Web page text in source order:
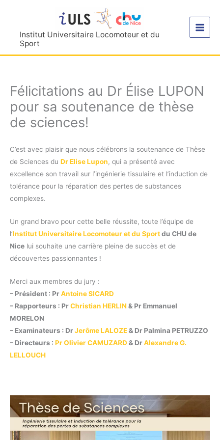
contenuInstitut Universitaire Locomoteur et du
Sport
Félicitations au Dr Élise LUPON
pour sa soutenance de thèse
de sciences!
C’est avec plaisir que nous célébrons la soutenance de Thèse
de Sciences du Dr Elise Lupon, qui a présenté avec
excellence son travail sur l’ingénierie tissulaire et l’induction de
tolérance pour la réparation des pertes de substances
complexes.
Un grand bravo pour cette belle réussite, toute l’équipe de
l’Institut Universitaire Locomoteur et du Sportdu CHU de
Nice lui souhaite une carrière pleine de succès et de
découvertes passionnantes !
Merci aux membres du jury :
– Président : PrAntoine SICARD
– Rapporteurs : PrChristian HERLIN& Pr Emmanuel
MORELON
– Examinateurs : DrJerôme LALOZE& Dr Palmina PETRUZZO
– Directeurs : Pr Olivier CAMUZARD& DrAlexandre G.
LELLOUCH